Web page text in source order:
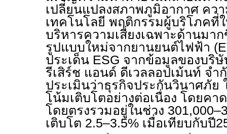
เปลี่ยนแปลงสภาพภูมิอากาศ คว
เทคโนโลยี พฤติกรรมผู้บริโภคที่
บริหารความเสี่ยงเฉพาะด้านมา
รูปแบบใหม่จากยานยนต์ไฟฟ้า (
ประเด็น ESG จากข้อมูลของบริ
รีเสิร์ช แอนด์ ดีเวลลอปเม้นท์ จ
ประเมินว่าธุรกิจประกันวินาศภัย
โน้มเติบโตอย่างต่อเนื่อง โดยคา
โดยตรงรวมอยู่ในช่วง
เติบโต 2.5–3.5% เมื่อเทียบกับปี